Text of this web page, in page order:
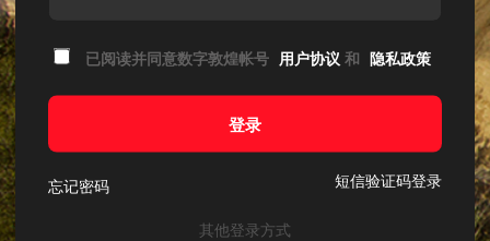
已阅读并同意数字敦煌帐号 用户协议 和 隐私政策
登录
忘记密码 短信验证码登录
其他登录方式